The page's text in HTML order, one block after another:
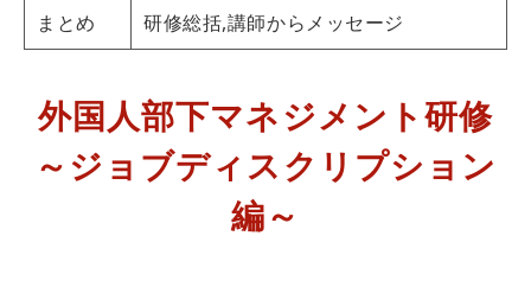
まとめ 研修総括,講師からメッセージ
外国人部下マネジメント研修
～ジョブディスクリプション
編～